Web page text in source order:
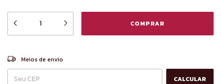
Entregas para o CEP:
Meios de envio
CALCULAR